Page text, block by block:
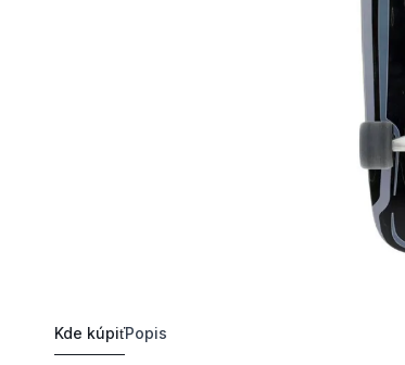
Kde kúpiťPopis